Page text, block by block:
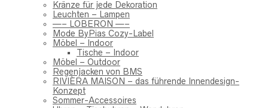
Kränze für jede Dekoration
Leuchten – Lampen
—– LOBERON —–
Mode ByPias Cozy-Label
Möbel – Indoor
Tische – Indoor
Möbel – Outdoor
Regenjacken von BMS
RIVIÈRA MAISON – das führende Innendesign-
Konzept
Sommer-Accessoires